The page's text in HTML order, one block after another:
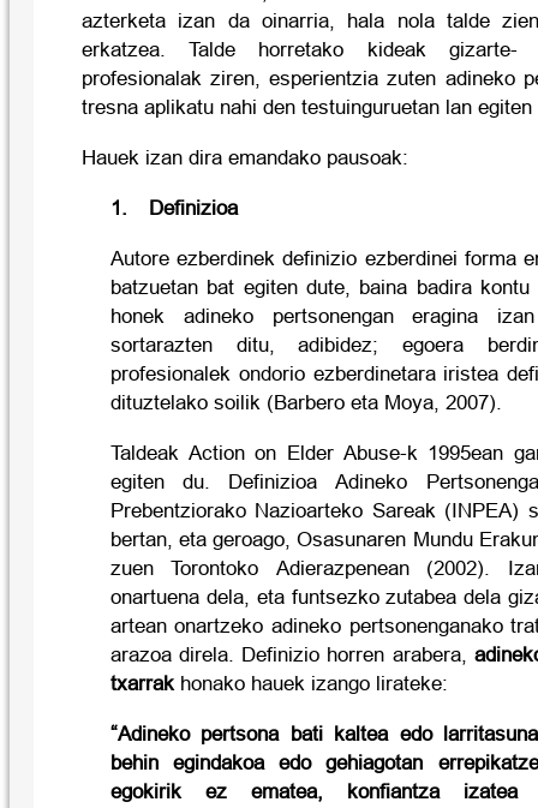
azterketa izan da oinarria, hala nola talde
erkatzea. Talde horretako kideak gizarte-
profesionalak ziren, esperientzia zuten adineko
tresna aplikatu nahi den testuinguruetan lan egiten
Hauek izan dira emandako pausoak:
1. Definizioa
Autore ezberdinek definizio ezberdinei forma
batzuetan bat egiten dute, baina badira
honek adineko pertsonengan eragina
sortarazten ditu, adibidez; egoera
profesionalek ondorio ezberdinetara iristea
dituztelako soilik (Barbero eta Moya, 2007).
Taldeak Action on Elder Abuse-k 1995ean
egiten du. Definizioa Adineko
Prebentziorako Nazioarteko Sareak (INPEA)
bertan, eta geroago, Osasunaren Mundu
zuen Torontoko Adierazpenean (2002).
onartuena dela, eta funtsezko zutabea dela
artean onartzeko adineko pertsonenganako
arazoa direla. Definizio horren arabera,
txarrak honako hauek izango lirateke:
“Adineko pertsona bati kaltea edo
behin egindakoa edo gehiagotan
egokirik ez ematea, konfiantza izatea